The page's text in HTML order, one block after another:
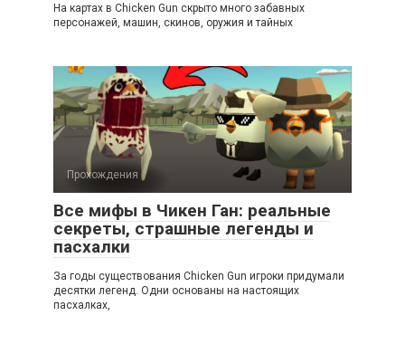
На картах в Chicken Gun скрыто много забавных
персонажей, машин, скинов, оружия и тайных
Прохождения
Все мифы в Чикен Ган: реальные
секреты, страшные легенды и
пасхалки
За годы существования Chicken Gun игроки придумали
десятки легенд. Одни основаны на настоящих
пасхалках,